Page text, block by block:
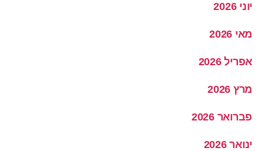
יוני 2026
מאי 2026
אפריל 2026
מרץ 2026
פברואר 2026
ינואר 2026